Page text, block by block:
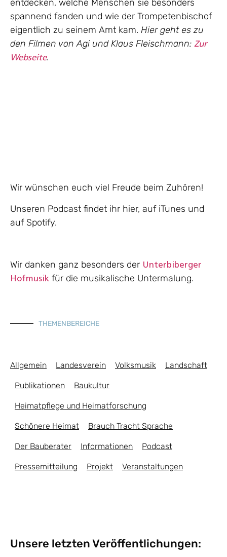
entdecken, welche Menschen sie besonders
spannend fanden und wie der Trompetenbischof
eigentlich zu seinem Amt kam. Hier geht es zu
den Filmen von Agi und Klaus Fleischmann: Zur
Webseite.
Wir wünschen euch viel Freude beim Zuhören!
Unseren Podcast findet ihr hier, auf iTunes und
auf Spotify.
Wir danken ganz besonders der Unterbiberger
Hofmusik für die musikalische Untermalung.
THEMENBEREICHE
Allgemein Landesverein Volksmusik Landschaft
Publikationen Baukultur
Heimatpflege und Heimatforschung
Schönere Heimat Brauch Tracht Sprache
Der Bauberater Informationen Podcast
Pressemitteilung Projekt Veranstaltungen
Unsere letzten Veröffentlichungen: